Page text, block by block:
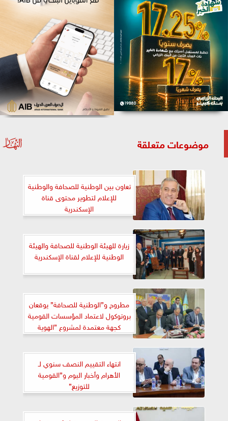
موضوعات متعلقة
تعاون بين الوطنية للصحافة والوطنية
للإعلام لتطوير محتوى قناة
الإسكندرية
زيارة للهيئة الوطنية للصحافة والهيئة
الوطنية للإعلام لقناة الإسكندرية
مطروح و”الوطنية للصحافة” يوقعان
بروتوكول لاعتماد المؤسسات القومية
كجهة معتمدة لمشروع ”الهوية
البصرية” بالمحافظة
انتهاء التقييم النصف سنوي لـ
الأهرام وأخبار اليوم و”القومية
للتوزيع”